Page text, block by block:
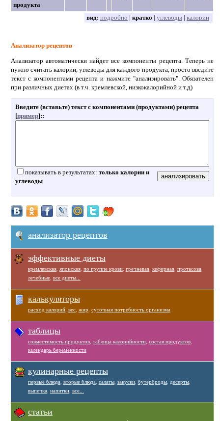
продукта
вид: подробно | кратко | углеводы| калории
Анализатор рецептов
Анализатор автоматически найдет все компоненты рецепта. Теперь не
нужно считать калории, углеводы для каждого продукта, просто введите
текст с компонентами рецепта и нажмите "анализировать". Обязателен
при различных диетах (в т.ч. кремлевской, низкокалорийной и т.д)
Введите (вставьте) текст с компонентами (продуктами) рецепта
[пример]::
показывать в результатах: только калории и
углеводы
анализатор рецептов
эффективные диеты
кремлевская, японская, по группе крови, гречневая, кефирная, протасова
лечебные, все диеты...
калькуляторы
расход калорий, вес, жир суточная потребность организма
таблицы
совместимость продуктов, таблица калорийности, состав продуктов,
календарь беременности
кулинарные рецепты
первые блюда вторые блюда салаты, закуски, бутерброды, десерты,
выпечка напитки, все...
статьи